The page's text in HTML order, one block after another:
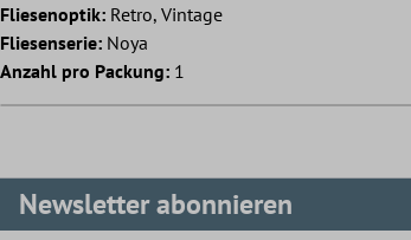
Fliesenoptik: Retro, Vintage
Fliesenserie: Noya
Anzahl pro Packung: 1
Newsletter abonnieren